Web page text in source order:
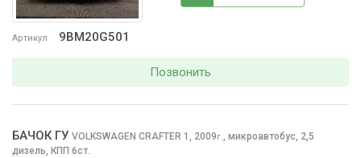
Артикул 9BM20G501
Позвонить
БАЧОК ГУ VOLKSWAGEN CRAFTER 1, 2009г., микроавтобус, 2,5
дизель, КПП 6ст.